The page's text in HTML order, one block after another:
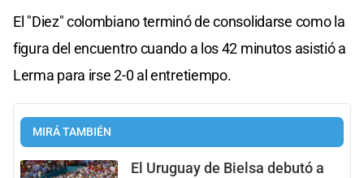
El "Diez" colombiano terminó de consolidarse como la
figura del encuentro cuando a los 42 minutos asistió a
Lerma para irse 2-0 al entretiempo.
MIRÁ TAMBIÉN
El Uruguay de Bielsa debutó a